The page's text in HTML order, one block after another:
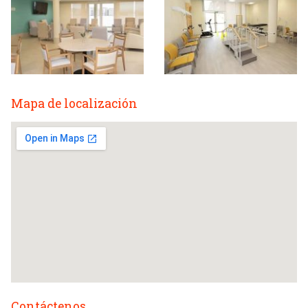
Mapa de localización